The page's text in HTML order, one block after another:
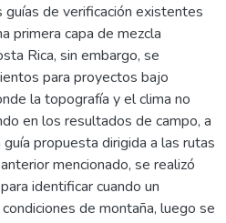
guías de verificación existentes
primera capa de mezcla
Rica, sin embargo, se
para proyectos bajo
la topografía y el clima no
en los resultados de campo, a
propuesta dirigida a las rutas
mencionado, se realizó
identificar cuando un
de montaña, luego se